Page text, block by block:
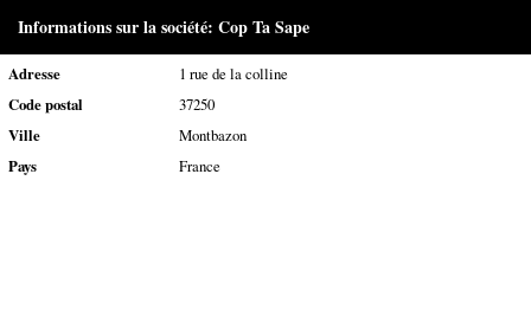
Informations sur la société: Cop Ta Sape
Adresse
1 rue de la colline
Code postal
37250
Ville
Montbazon
Pays
France